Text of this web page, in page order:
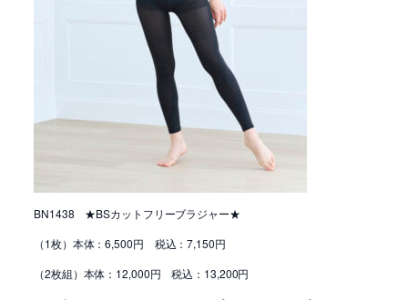
BN1438 ★BSカットフリーブラジャー★
（1枚）本体：6,500円 税込：7,150円
（2枚組）本体：12,000円 税込：13,200円